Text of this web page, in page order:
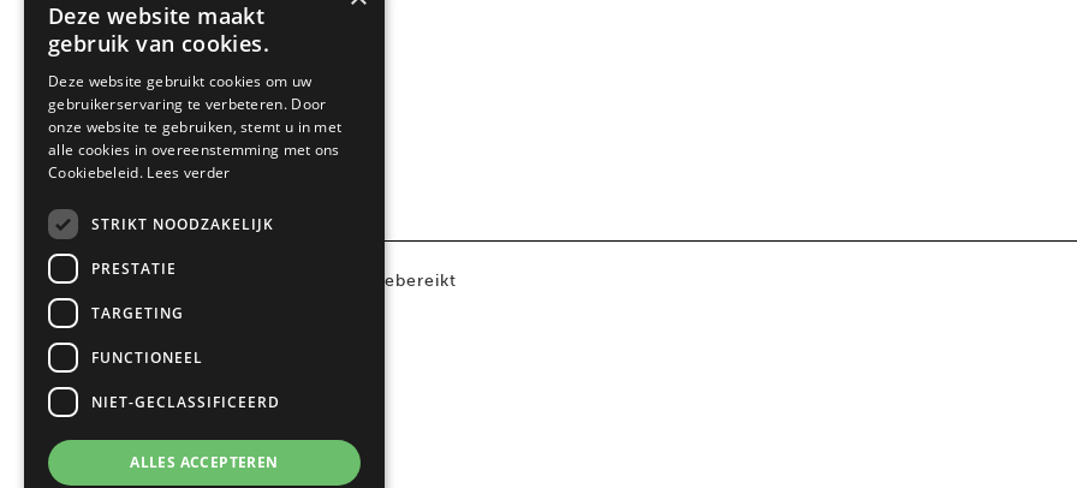
FILTRER PAR TAILLE
90cm(1)
© 2024 Belling | Onderhoud: Websitebereikt
Deze website maakt
gebruik van cookies.
Deze website gebruikt cookies om uw
gebruikerservaring te verbeteren. Door
onze website te gebruiken, stemt u in met
alle cookies in overeenstemming met ons
Cookiebeleid. Lees verder
STRIKT NOODZAKELIJK
PRESTATIE
TARGETING
FUNCTIONEEL
NIET-GECLASSIFICEERD
ALLES ACCEPTEREN